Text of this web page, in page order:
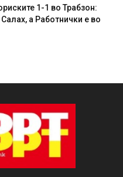
1-1 во Трабзон:
Салах, а Работнички е во